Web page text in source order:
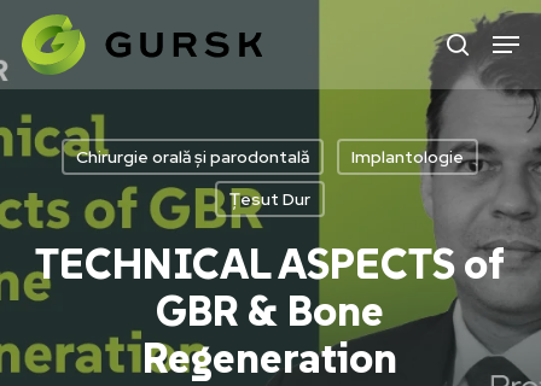
main
content
Chirurgie orală și parodontală
Implantologie
Țesut Dur
TECHNICAL ASPECTS of
GBR & Bone
Regeneration